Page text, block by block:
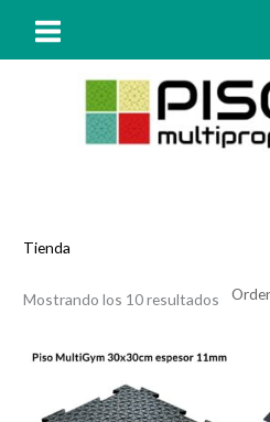
Tienda
Mostrando los 10 resultados